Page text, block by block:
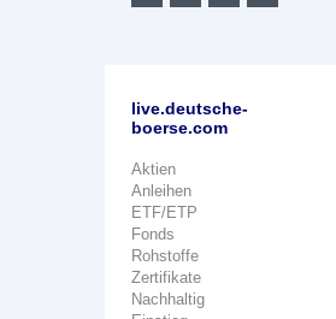
live.deutsche-
boerse.com
Aktien
Anleihen
ETF/ETP
Fonds
Rohstoffe
Zertifikate
Nachhaltig